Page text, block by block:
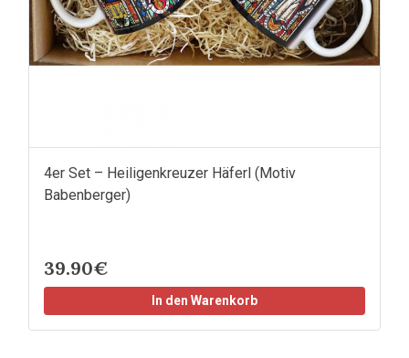
4er Set – Heiligenkreuzer Häferl (Motiv
Babenberger)
39.90€
In den Warenkorb